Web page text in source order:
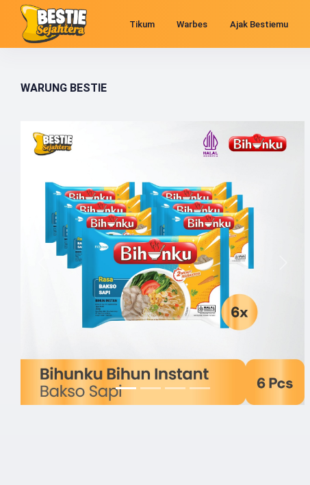
Tikum Warbes Ajak Bestiemu
WARUNG BESTIE
Previous